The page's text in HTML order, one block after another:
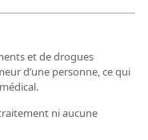
et de drogues
d’une personne, ce qui
ni aucune